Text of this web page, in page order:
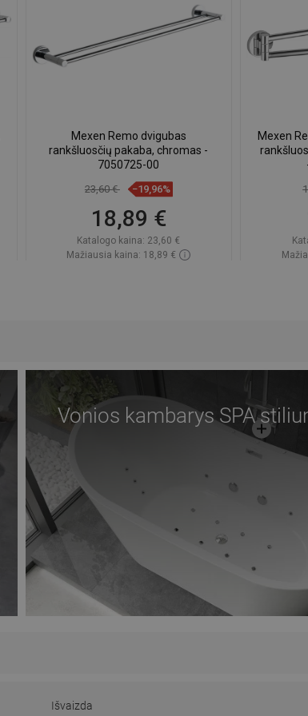
Mexen Remo dvigubas
rankšluosčių pakaba, chromas -
7050725-00
23,60 € −19,96%
18,89 €
Katalogo kaina: 23,60 €
Mažiausia kaina: 18,89 €
Mexen
Vonios kambarys SPA
Išvaizda